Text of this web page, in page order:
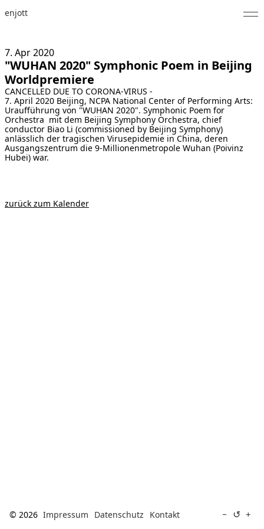
enjott
Selected Works
Werkverzeichnis
About
Fotos
Publikationen
7. Apr2020
"WUHAN 2020" Symphonic Poem in Beijing
Worldpremiere
CANCELLED DUE TO CORONA-VIRUS -
7. April 2020 Beijing, NCPA National Center of Performing Arts:
Uraufführung von "WUHAN 2020". Symphonic Poem for
Orchestra mit dem Beijing Symphony Orchestra, chief
conductor Biao Li (commissioned by Beijing Symphony)
anlässlich der tragischen Virusepidemie in China, deren
Ausgangszentrum die 9-Millionenmetropole Wuhan (Poivinz
Hubei) war.
zurück zum Kalender
© 2026 Impressum Datenschutz Kontakt − ↺ +